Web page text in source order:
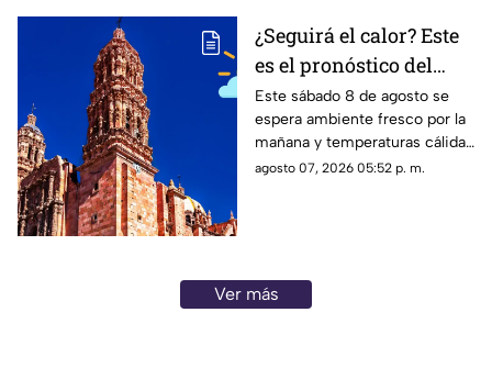
¿Seguirá el calor? Este
es el pronóstico del
clima en Zacatecas
HOY sábado 8 de agosto
Este sábado 8 de agosto se
espera ambiente fresco por la
mañana y temperaturas cálidas
por la tarde; el clima en
agosto 07, 2026 05:52 p. m.
Ver más